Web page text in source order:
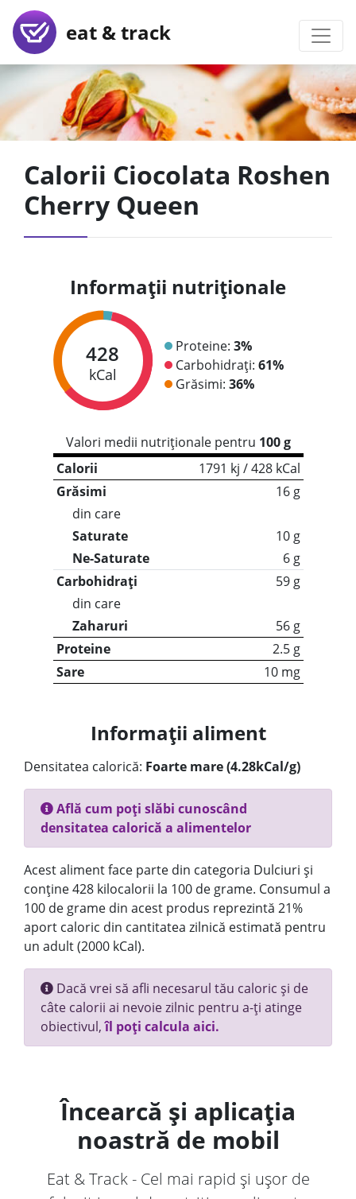
eat & track
Calorii Ciocolata Roshen
Cherry Queen
Informații nutriționale
428
kCal
Proteine: 3%
Carbohidrați: 61%
Grăsimi: 36%
Valori medii nutriționale pentru 100 g
Calorii
1791 kj / 428 kCal
Grăsimi
16 g
din care
Saturate
10 g
Ne-Saturate
6 g
Carbohidrați
59 g
din care
Zaharuri
56 g
Proteine
2.5 g
Sare
10 mg
Informații aliment
Densitatea calorică: Foarte mare (4.28kCal/g)
Află cum poți slăbi cunoscând
densitatea calorică a alimentelor
Acest aliment face parte din categoria Dulciuri și
conține 428 kilocalorii la 100 de grame. Consumul a
100 de grame din acest produs reprezintă 21%
aport caloric din cantitatea zilnică estimată pentru
un adult (2000 kCal).
Dacă vrei să afli necesarul tău caloric și de
câte calorii ai nevoie zilnic pentru a-ți atinge
obiectivul,îl poți calcula aici.
Încearcă și aplicația
noastră de mobil
Eat & Track - Cel mai rapid și ușor de